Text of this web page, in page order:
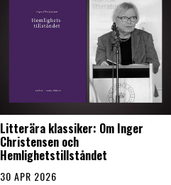
Litterära klassiker: Om Inger
Christensen och
Hemlighetstillståndet
30 APR 2026